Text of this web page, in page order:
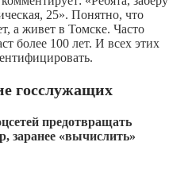
25». Понятно, что
а живет в Томске. Часто
более 100 лет. И всех этих
госслужащих
предотвращать
заранее «вычислить»